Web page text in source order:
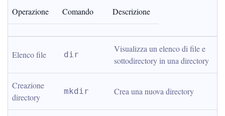
Operazione Comando Descrizione
Elenco file dir
Visualizza un elenco di file e
sottodirectory in una directory
Creazione
directory
mkdir Crea una nuova directory